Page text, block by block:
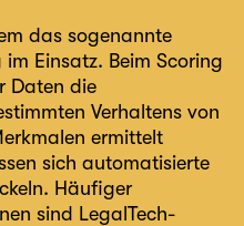
das sogenannte
Einsatz. Beim Scoring
Daten die
Verhaltens von
ermittelt
sich automatisierte
Häufiger
sind LegalTech-